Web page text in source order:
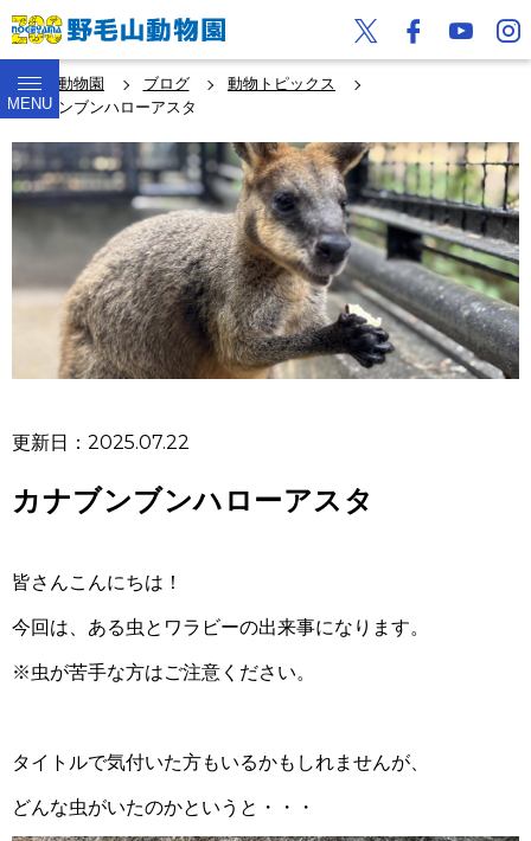
MENU
野毛山動物園 ブログ
動物トピックス
カナブンブンハローアスタ
更新日：2025.07.22
カナブンブンハローアスタ
皆さんこんにちは！
今回は、ある虫とワラビーの出来事になります。
※虫が苦手な方はご注意ください。
タイトルで気付いた方もいるかもしれませんが、
どんな虫がいたのかというと・・・